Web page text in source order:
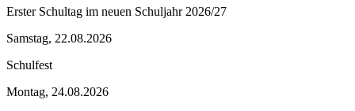
Erster Schultag im neuen Schuljahr 2026/27
Samstag, 22.08.2026
Schulfest
Montag, 24.08.2026